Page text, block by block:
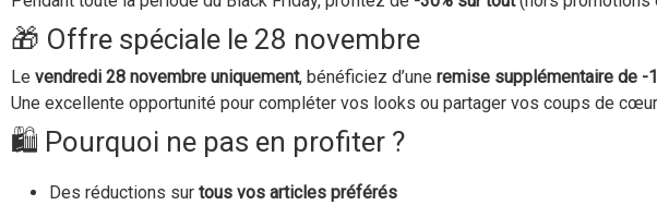
🎁 Offre spéciale le 28 novembre
Le vendredi 28 novembre uniquement, bénéficiez d’une remise supplémentaire de -
Une excellente opportunité pour compléter vos looks ou partager vos coups de
🛍️ Pourquoi ne pas en profiter ?
Des réductions sur tous vos articles préférés